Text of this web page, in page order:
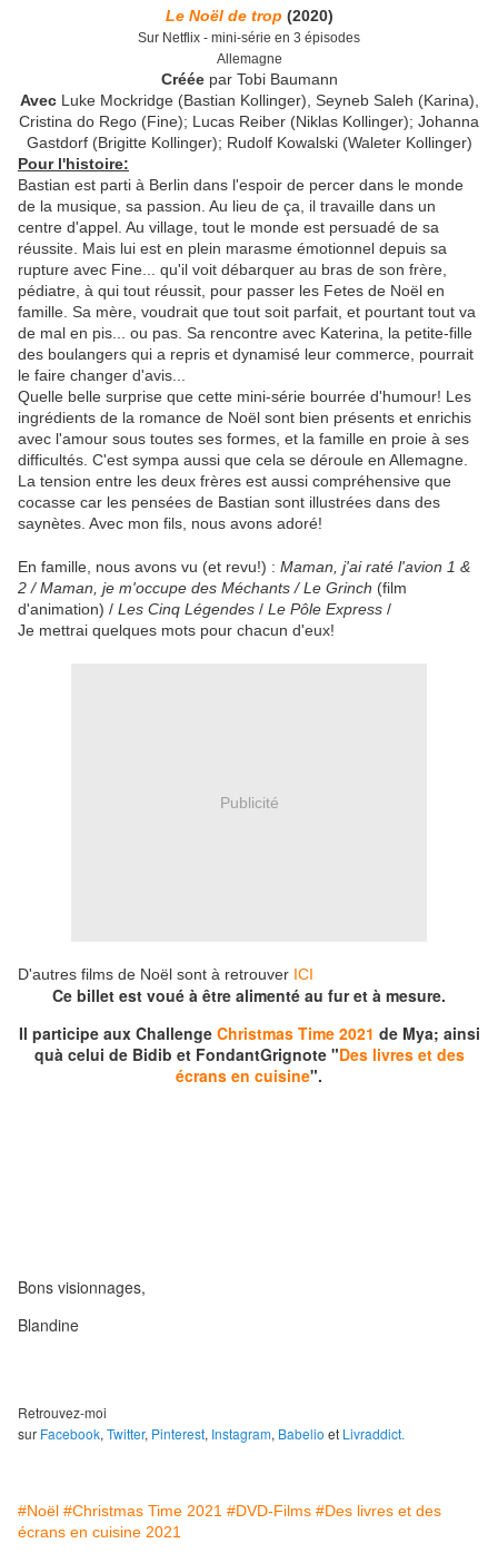
Le Noël de trop (2020)
Sur Netflix - mini-série en 3 épisodes
Allemagne
Crééepar Tobi Baumann
Avec Luke Mockridge (Bastian Kollinger), Seyneb Saleh (Karina),
Cristina do Rego (Fine); Lucas Reiber (Niklas Kollinger); Johanna
Gastdorf (Brigitte Kollinger); Rudolf Kowalski (Waleter Kollinger)
Pour l'histoire:
Bastian est parti à Berlin dans l'espoir de percer dans le monde
de la musique, sa passion. Au lieu de ça, il travaille dans un
centre d'appel. Au village, tout le monde est persuadé de sa
réussite. Mais lui est en plein marasme émotionnel depuis sa
rupture avec Fine... qu'il voit débarquer au bras de son frère,
pédiatre, à qui tout réussit, pour passer les Fetes de Noël en
famille. Sa mère, voudrait que tout soit parfait, et pourtant tout va
de mal en pis... ou pas. Sa rencontre avec Katerina, la petite-fille
des boulangers qui a repris et dynamisé leur commerce, pourrait
le faire changer d'avis...
Quelle belle surprise que cette mini-série bourrée d'humour! Les
ingrédients de la romance de Noël sont bien présents et enrichis
avec l'amour sous toutes ses formes, et la famille en proie à ses
difficultés. C'est sympa aussi que cela se déroule en Allemagne.
La tension entre les deux frères est aussi compréhensive que
cocasse car les pensées de Bastian sont illustrées dans des
saynètes. Avec mon fils, nous avons adoré!
En famille, nous avons vu (et revu!) : Maman, j'ai raté l'avion 1 &
2 / Maman, je m'occupe des Méchants / Le Grinch (film
d'animation) / Les Cinq Légendes / Le Pôle Express /
Je mettrai quelques mots pour chacun d'eux!
Publicité
D'autres films de Noël sont à retrouver ICI
Ce billet est voué à être alimenté au fur et à mesure.
Il participe aux Challenge Christmas Time 2021 de Mya; ainsi
quà celui de Bidib et FondantGrignote "Des livres et des
écrans en cuisine".
Bons visionnages,
Blandine
Retrouvez-moi
sur Facebook, Twitter, Pinterest, Instagram, Babelio et Livraddict.
#Noël #Christmas Time 2021 #DVD-Films #Des livres et des
écrans en cuisine 2021